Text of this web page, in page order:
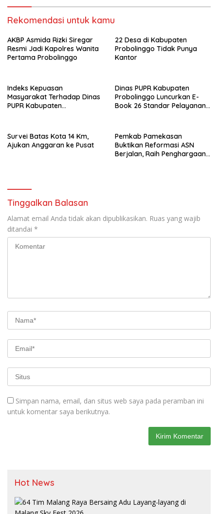
Rekomendasi untuk kamu
AKBP Asmida Rizki Siregar
Resmi Jadi Kapolres Wanita
Pertama Probolinggo
22 Desa di Kabupaten
Probolinggo Tidak Punya
Kantor
Indeks Kepuasan
Masyarakat Terhadap Dinas
PUPR Kabupaten
Dinas PUPR Kabupaten
Probolinggo Luncurkan E-
Book 26 Standar Pelayanan
Survei Batas Kota 14 Km,
Ajukan Anggaran ke Pusat
Pemkab Pamekasan
Buktikan Reformasi ASN
Berjalan, Raih Penghargaan
Tinggalkan Balasan
Alamat email Anda tidak akan dipublikasikan. Ruas yang wajib
ditandai *
Simpan nama, email, dan situs web saya pada peramban ini
untuk komentar saya berikutnya.
Hot News